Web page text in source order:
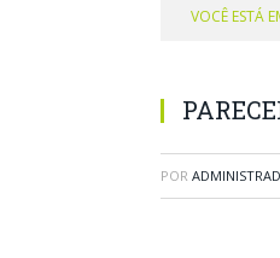
VOCÊ ESTÁ
POR